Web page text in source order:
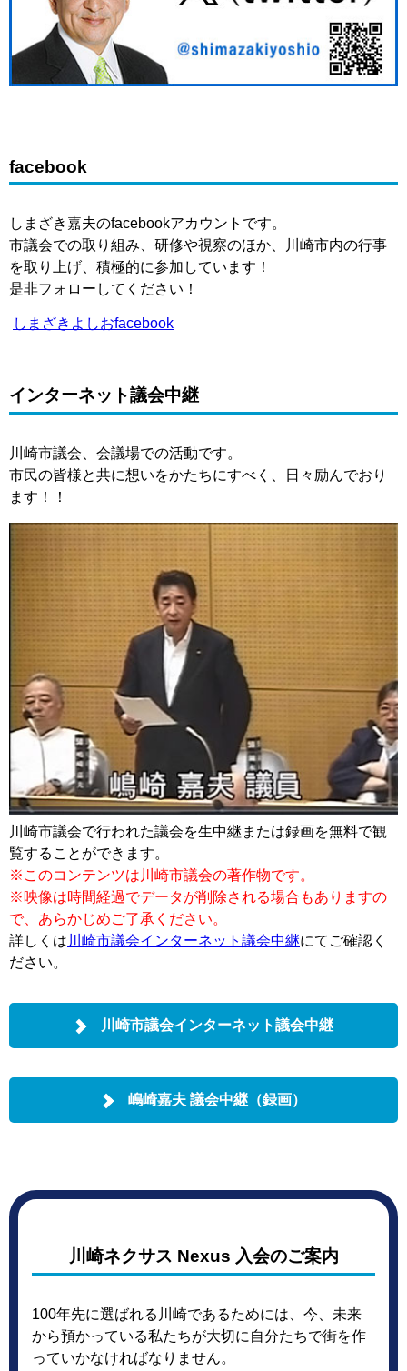
facebook
しまざき嘉夫のfacebookアカウントです。
市議会での取り組み、研修や視察のほか、川崎市内の行事
を取り上げ、積極的に参加しています！
是非フォローしてください！
しまざきよしおfacebook
インターネット議会中継
川崎市議会、会議場での活動です。
市民の皆様と共に想いをかたちにすべく、日々励んでおり
ます！！
川崎市議会で行われた議会を生中継または録画を無料で観
覧することができます。
※このコンテンツは川崎市議会の著作物です。
※映像は時間経過でデータが削除される場合もありますの
で、あらかじめご了承ください。
詳しくは川崎市議会インターネット議会中継にてご確認く
ださい。
川崎市議会インターネット議会中継
嶋崎嘉夫 議会中継（録画）
川崎ネクサス Nexus 入会のご案内
100年先に選ばれる川崎であるためには、今、未来
から預かっている私たちが大切に自分たちで街を作
っていかなければなりません。